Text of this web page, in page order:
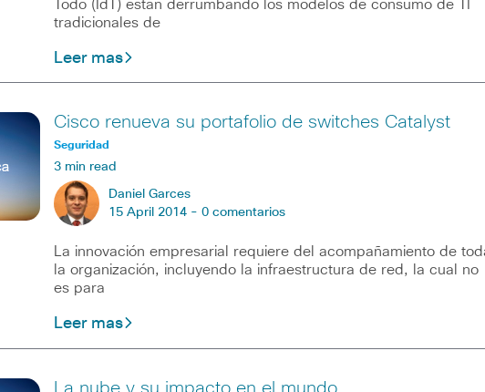
Todo (IdT) están derrumbando los modelos de consumo de TI
tradicionales de
Leer mas
Cisco renueva su portafolio de switches Catalyst
Seguridad
3 min read
Daniel Garces
15 April 2014 - 0 comentarios
La innovación empresarial requiere del acompañamiento de
la organización, incluyendo la infraestructura de red, la cual no
es para
Leer mas